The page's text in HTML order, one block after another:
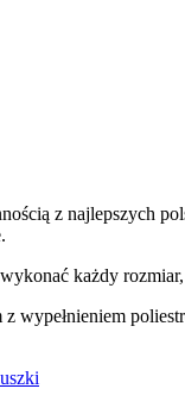
z najlepszych
każdy
z wypełnieniem